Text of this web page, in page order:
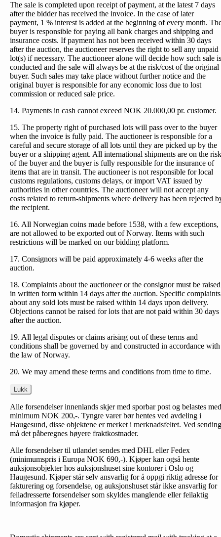
The sale is completed upon receipt of payment, at the latest 7 days
after the bidder has received the invoice. In the case of later
payment, 1 % interest is added at the beginning of every month.
buyer is responsible for paying all bank charges and shipping and
insurance costs. If payment has not been received within 30 days
after the auction, the auctioneer reserves the right to sell any unpaid
lot(s) if necessary. The auctioneer alone will decide how such sale is
conducted and the sale will always be at the risk/cost of the original
buyer. Such sales may take place without further notice and the
original buyer is responsible for any economic loss due to lost
commission or reduced sale price.
14. Payments in cash cannot exceed NOK 20.000,00 pr. customer.
15. The property right of purchased lots will pass over to the buyer
when the invoice is fully paid. The auctioneer is responsible for a
careful and secure storage of all lots until they are picked up by the
buyer or a shipping agent. All international shipments are on the risk
of the buyer and the buyer is fully responsible for the insurance of
items that are in transit. The auctioneer is not responsible for local
customs regulations, customs delays, or import VAT issued by
authorities in other countries. The auctioneer will not accept any
costs related to return-shipments where delivery has been rejected
the recipient.
16. All Norwegian coins made before 1538, with a few exceptions,
are not allowed to be exported out of Norway. Items with such
restrictions will be marked on our bidding platform.
17. Consignors will be paid approximately 4-6 weeks after the
auction.
18. Complaints about the auctioneer or the consignor must be raised
in written form within 14 days after the auction. Specific complaints
about any sold lots must be raised within 14 days upon delivery.
Objections cannot be raised for lots that are not paid within 30 days
after the auction.
19. All legal disputes or claims arising out of these terms and
conditions shall be governed by and constructed in accordance with
the law of Norway.
20. We may amend these terms and conditions from time to time.
Lukk
Alle forsendelser innenlands skjer med sporbar post og belastes med
minimum NOK 200,-. Tyngre varer bør hentes ved avdeling i
Haugesund, disse objektene er merket i merknadsfeltet. Ved sending
må det påberegnes høyere fraktkostnader.
Alle forsendelser til utlandet sendes med DHL eller Fedex
(minimumspris i Europa NOK 690,-). Kjøper kan også hente
auksjonsobjekter hos auksjonshuset sine kontorer i Oslo og
Haugesund. Kjøper står selv ansvarlig for å oppgi riktig adresse for
fakturering og forsendelse, og auksjonshuset står ikke ansvarlig for
feiladresserte forsendelser som skyldes manglende eller feilaktig
informasjon fra kjøper.